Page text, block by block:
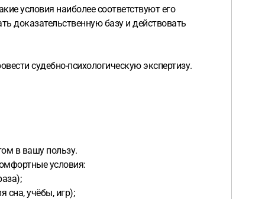
условия наиболее соответствуют его
доказательственную базу и действовать
судебно-психологическую экспертизу.
в вашу пользу.
условия:
сна, учёбы, игр);